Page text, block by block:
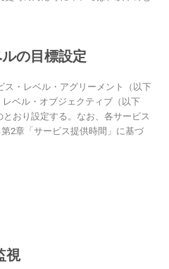
の目標設定
ス・レベル・アグリーメント（以下
レベル・オブジェクティブ（以下
とおり設定する。なお、各サービス
2章「サービス提供時間」に基づ
視